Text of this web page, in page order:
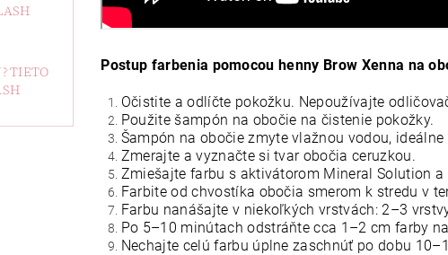
TIETO
Postup farbenia pomocou henny Brow Xenna na
Očistite a odlíčte pokožku. Nepoužívajte
Použite šampón na obočie na čistenie pokožky.
Šampón na obočie zmyte vlažnou vodou,
Zmerajte a vyznačte si tvar obočia ceruzkou.
Zmiešajte farbu s aktivátorom Mineral Solution
Farbite od chvostíka obočia smerom k stredu v
Farbu nanášajte v niekoľkých vrstvách: 2–3
Po 5–10 minútach odstráňte cca 1–2 cm farby
Nechajte celú farbu úplne zaschnúť po dobu